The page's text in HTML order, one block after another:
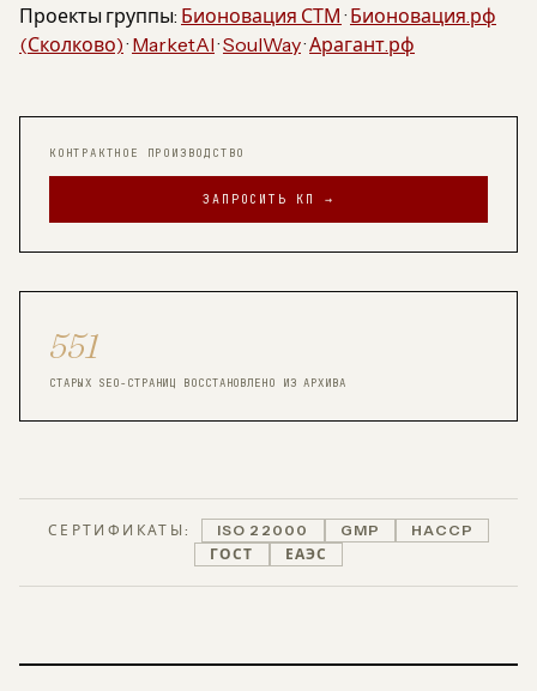
Проекты группы: Бионовация СТМ · Бионовация.рф
(Сколково)· MarketAI·SoulWay·Арагант.рф
КОНТРАКТНОЕ ПРОИЗВОДСТВО
ЗАПРОСИТЬ КП →
551
СТАРЫХ SEO-СТРАНИЦ ВОССТАНОВЛЕНО ИЗ АРХИВА
СЕРТИФИКАТЫ: ISO 22000 GMP
HACCP
ГОСТ
ЕАЭС